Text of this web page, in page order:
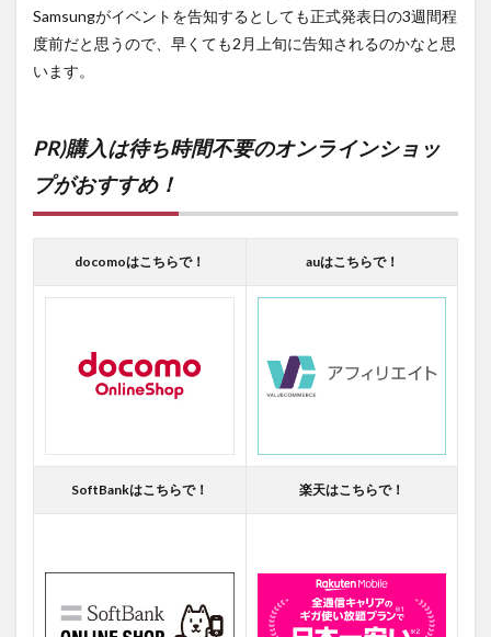
Samsungがイベントを告知するとしても正式発表日の3週間程
度前だと思うので、早くても2月上旬に告知されるのかなと思
います。
PR)購入は待ち時間不要のオンラインショッ
プがおすすめ！
docomoはこちらで！ auはこちらで！
SoftBankはこちらで！ 楽天はこちらで！